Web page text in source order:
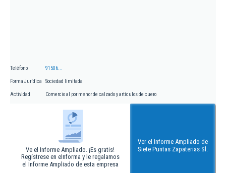
Teléfono 91506...
Forma Jurídica Sociedad limitada
Actividad Comercio al por menor de calzado y artículos de cuero
Ve el Informe Ampliado. ¡Es gratis!
Regístrese en eInforma y le regalamos
el Informe Ampliado de esta empresa
Ver el Informe Ampliado de
Siete Puntas Zapaterias Sl.